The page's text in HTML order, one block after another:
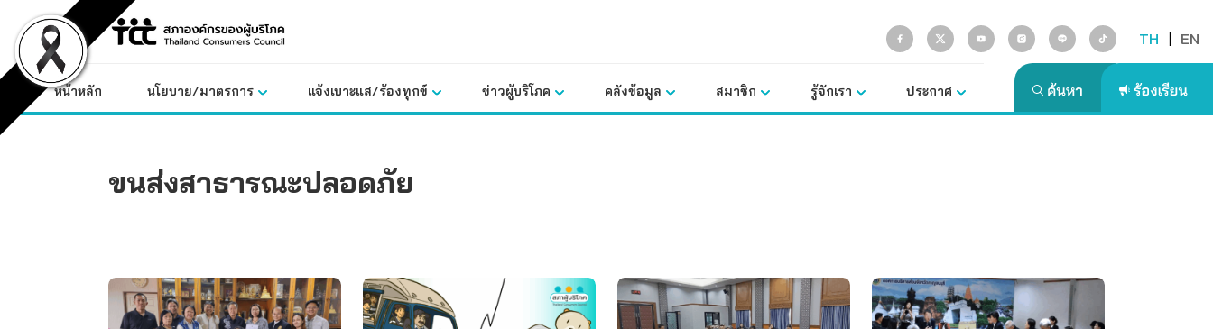
content
TH | EN
หน้าหลัก นโยบาย/มาตรการ แจ้งเบาะแส/ร้องทุกข์ ข่าวผู้บริโภค คลังข้อมูล สมาชิก รู้จักเรา ประกาศ
ขนส่งสาธารณะปลอดภัย